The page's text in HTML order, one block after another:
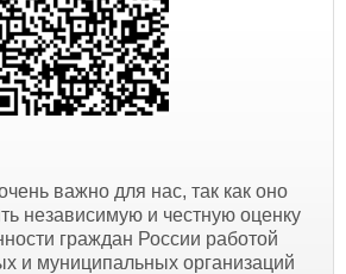
важно для нас, так как оно
независимую и честную оценку
граждан России работой
и муниципальных организаций